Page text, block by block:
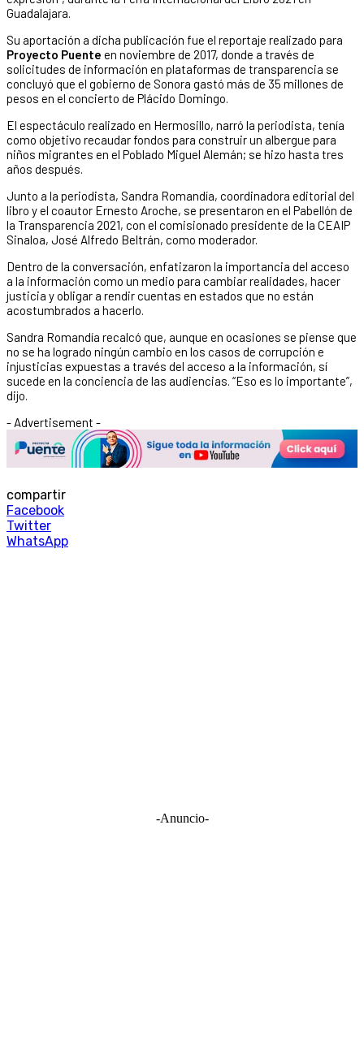
Guadalajara.
Su aportación a dicha publicación fue el reportaje realizado para
Proyecto Puente en noviembre de 2017, donde a través de
solicitudes de información en plataformas de transparencia se
concluyó que el gobierno de Sonora gastó más de 35 millones de
pesos en el concierto de Plácido Domingo.
El espectáculo realizado en Hermosillo, narró la periodista, tenía
como objetivo recaudar fondos para construir un albergue para
niños migrantes en el Poblado Miguel Alemán; se hizo hasta tres
años después.
Junto a la periodista, Sandra Romandía, coordinadora editorial del
libro y el coautor Ernesto Aroche, se presentaron en el Pabellón de
la Transparencia 2021, con el comisionado presidente de la CEAIP
Sinaloa, José Alfredo Beltrán, como moderador.
Dentro de la conversación, enfatizaron la importancia del acceso
a la información como un medio para cambiar realidades, hacer
justicia y obligar a rendir cuentas en estados que no están
acostumbrados a hacerlo.
Sandra Romandía recalcó que, aunque en ocasiones se piense que
no se ha logrado ningún cambio en los casos de corrupción e
injusticias expuestas a través del acceso a la información, sí
sucede en la conciencia de las audiencias. “Eso es lo importante”,
dijo.
- Advertisement -
compartir
Facebook
Twitter
WhatsApp
-Anuncio-